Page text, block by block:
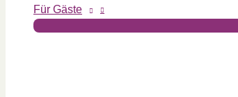
Für Gäste